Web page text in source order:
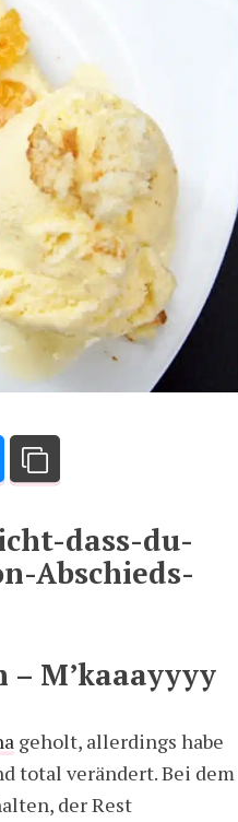
dass-du-
Abschieds-
– M’kaaayyyy
geholt, allerdings habe
total verändert. Bei dem
der Rest